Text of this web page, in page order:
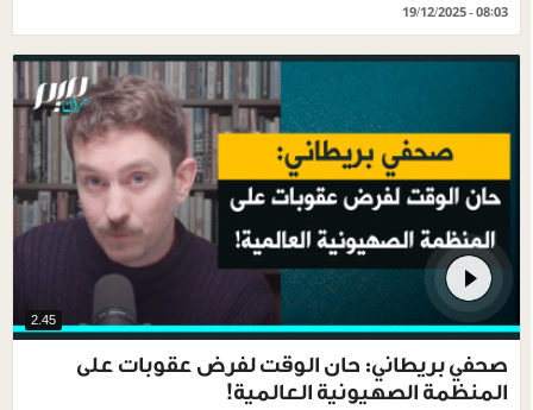
19/12/2025 - 08:03
2.45
صحفي بريطاني: حان الوقت لفرض عقوبات على
المنظمة الصهيونية العالمية!